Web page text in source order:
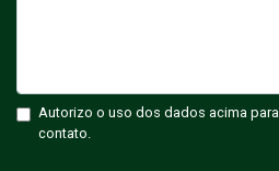
Autorizo o uso dos dados acima para
contato.